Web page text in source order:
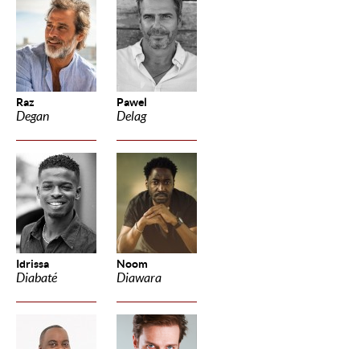
Raz
Degan
Pawel
Delag
Idrissa
Diabaté
Noom
Diawara